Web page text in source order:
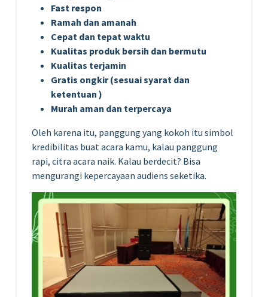
Fast respon
Ramah dan amanah
Cepat dan tepat waktu
Kualitas produk bersih dan bermutu
Kualitas terjamin
Gratis ongkir (sesuai syarat dan
ketentuan )
Murah aman dan terpercaya
Oleh karena itu, panggung yang kokoh itu simbol
kredibilitas buat acara kamu, kalau panggung
rapi, citra acara naik. Kalau berdecit? Bisa
mengurangi kepercayaan audiens seketika.